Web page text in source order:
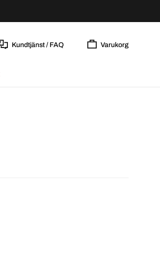
Kundtjänst / FAQ Varukorg